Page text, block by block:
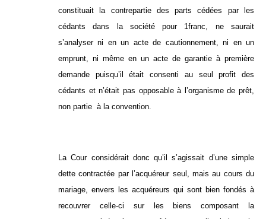
constituait la contrepartie des parts cédées par les
cédants dans la société pour 1franc, ne saurait
s’analyser ni en un acte de cautionnement, ni en un
emprunt, ni même en un acte de garantie à première
demande puisqu’il était consenti au seul profit des
cédants et n’était pas opposable à l’organisme de prêt,
non partie à la convention.
La Cour considérait donc qu’il s’agissait d’une simple
dette contractée par l’acquéreur seul, mais au cours du
mariage, envers les acquéreurs qui sont bien fondés à
recouvrer celle-ci sur les biens composant la